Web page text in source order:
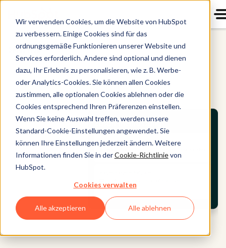
Wir verwenden Cookies, um die Website von HubSpot
zu verbessern. Einige Cookies sind für das
ordnungsgemäße Funktionieren unserer Website und
Services erforderlich. Andere sind optional und dienen
dazu, Ihr Erlebnis zu personalisieren, wie z. B. Werbe-
oder Analytics-Cookies. Sie können allen Cookies
zustimmen, alle optionalen Cookies ablehnen oder die
Cookies entsprechend Ihren Präferenzen einstellen.
Wenn Sie keine Auswahl treffen, werden unsere
Standard-Cookie-Einstellungen angewendet. Sie
können Ihre Einstellungen jederzeit ändern. Weitere
Informationen finden Sie in derCookie-Richtlinievon
HubSpot.
Cookies verwalten
Alle akzeptieren Alle ablehnen
Sales Hub